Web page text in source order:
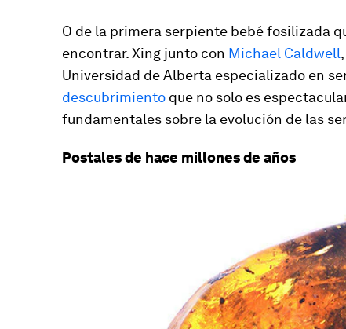
O de la primera serpiente bebé fosilizada
encontrar. Xing junto con Michael Caldwell
Universidad de Alberta especializado en
descubrimiento que no solo es
fundamentales sobre la evolución de las
Postales de hace millones de años